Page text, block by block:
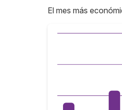
El mes más